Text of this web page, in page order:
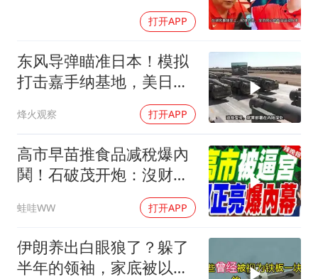
打开APP
东风导弹瞄准日本！模拟
打击嘉手纳基地，美日敢
烽火观察 打开APP
高市早苗推食品减稅爆內
鬨！石破茂开炮：沒财源
极不负责｜郭正亮.帅化
民.孙大千｜辣晚报
20260804
蛙哇WW 打开APP
伊朗养出白眼狼了？躲了
半年的领袖，家底被以色